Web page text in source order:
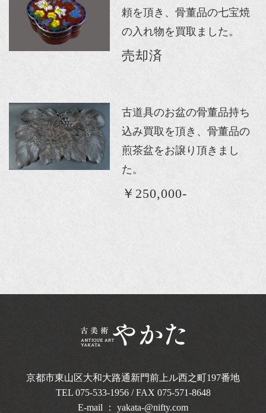
頼を頂き、骨董品の七宝焼
の入れ物を買取ました。
売却済
古道具のお盆の骨董品持ち
込み買取を頂き、骨董品の
煎茶盆をお譲り頂きまし
た。
￥250,000-
京都市東山区大和大路通新門前上ル西之町197番地
TEL 075-533-1956/ FAX 075-571-8648
E-mail ： yakata-@nifty.com